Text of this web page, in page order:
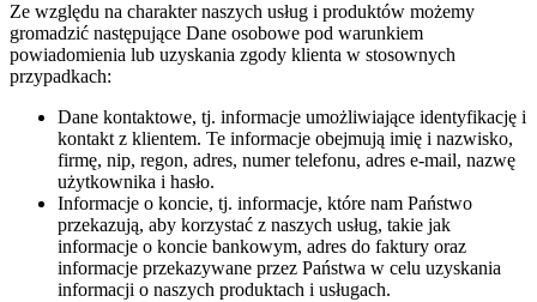
Ze względu na charakter naszych usług i produktów możemy
gromadzić następujące Dane osobowe pod warunkiem
powiadomienia lub uzyskania zgody klienta w stosownych
przypadkach:
Dane kontaktowe, tj. informacje umożliwiające identyfikację i
kontakt z klientem. Te informacje obejmują imię i nazwisko,
firmę, nip, regon, adres, numer telefonu, adres e-mail, nazwę
użytkownika i hasło.
Informacje o koncie, tj. informacje, które nam Państwo
przekazują, aby korzystać z naszych usług, takie jak
informacje o koncie bankowym, adres do faktury oraz
informacje przekazywane przez Państwa w celu uzyskania
informacji o naszych produktach i usługach.